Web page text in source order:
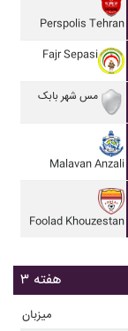
Perspolis Tehran
Fajr Sepasi
مس شهر بابک
Malavan Anzali
Foolad Khouzestan
هفته ۳
میزبان